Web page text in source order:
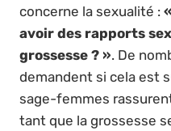
concerne la sexualité :
avoir des rapports
grossesse ? ». De
demandent si cela est
sage-femmes
tant que la grossesse